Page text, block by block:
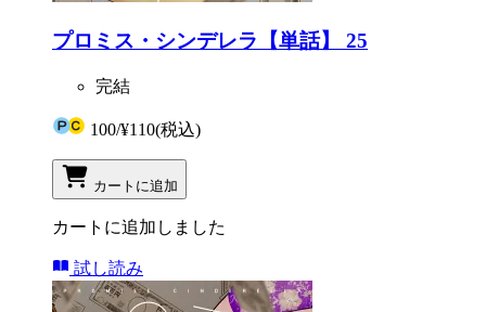
プロミス・シンデレラ【単話】 25
完結
100/¥110(税込)
カートに追加
カートに追加しました
試し読み